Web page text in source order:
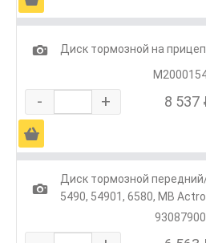
1
Диск тормозной на
- + 8 537
Ä
1
Диск тормозной
5490, 54901, 6580, MB
93087900